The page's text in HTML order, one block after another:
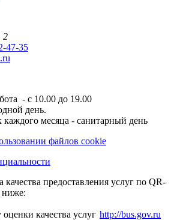
2
47-35
- с 10.00 до 19.00
день.
месяца - санитарный день
файлов cookie
качества предоставления услуг по QR-
ниже:
http://bus.gov.ru